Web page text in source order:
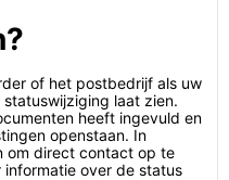
of het postbedrijf als uw
laat zien.
heeft ingevuld en
openstaan. In
om direct contact op te
informatie over de status